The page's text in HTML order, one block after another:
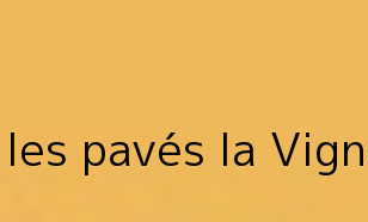
pavés la